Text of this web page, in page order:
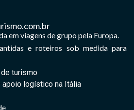
em viagens de grupo pela Europa.
e roteiros sob medida para
turismo
logístico na Itália